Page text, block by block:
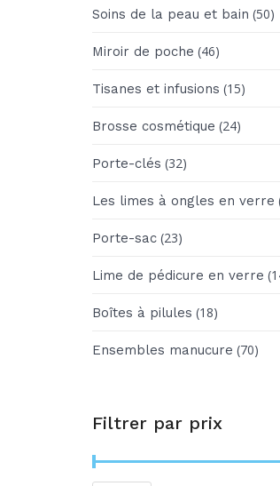
Soins de la peau et bain (50)
Miroir de poche (46)
Tisanes et infusions (15)
Brosse cosmétique (24)
Porte-clés (32)
Les limes à ongles en verre
Porte-sac (23)
Lime de pédicure en verre
Boîtes à pilules (18)
Ensembles manucure (70)
Filtrer par prix